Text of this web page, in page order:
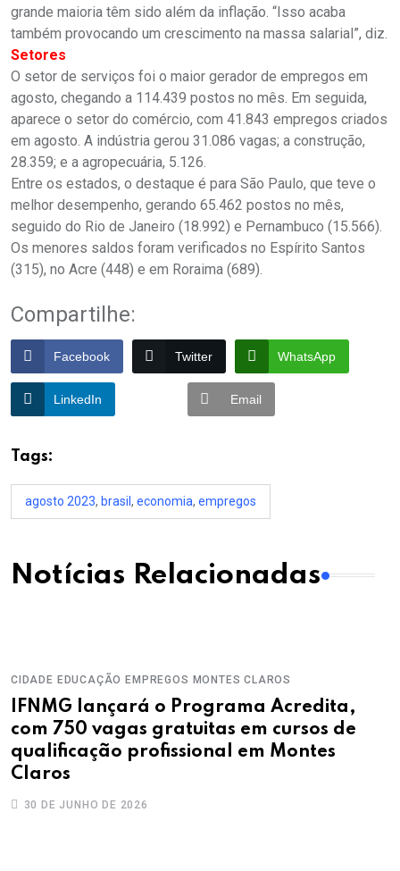
grande maioria têm sido além da inflação. “Isso acaba
também provocando um crescimento na massa salarial”, diz.
Setores
O setor de serviços foi o maior gerador de empregos em
agosto, chegando a 114.439 postos no mês. Em seguida,
aparece o setor do comércio, com 41.843 empregos criados
em agosto. A indústria gerou 31.086 vagas; a construção,
28.359; e a agropecuária, 5.126.
Entre os estados, o destaque é para São Paulo, que teve o
melhor desempenho, gerando 65.462 postos no mês,
seguido do Rio de Janeiro (18.992) e Pernambuco (15.566).
Os menores saldos foram verificados no Espírito Santos
(315), no Acre (448) e em Roraima (689).
Compartilhe:
Facebook Twitter WhatsApp
LinkedIn Email
Tags:
agosto 2023, brasil , economia, empregos
Notícias Relacionadas
CIDADE EDUCAÇÃO EMPREGOS MONTES CLAROS
IFNMG lançará o Programa Acredita,
com 750 vagas gratuitas em cursos de
qualificação profissional em Montes
Claros
30 DE JUNHO DE 2026